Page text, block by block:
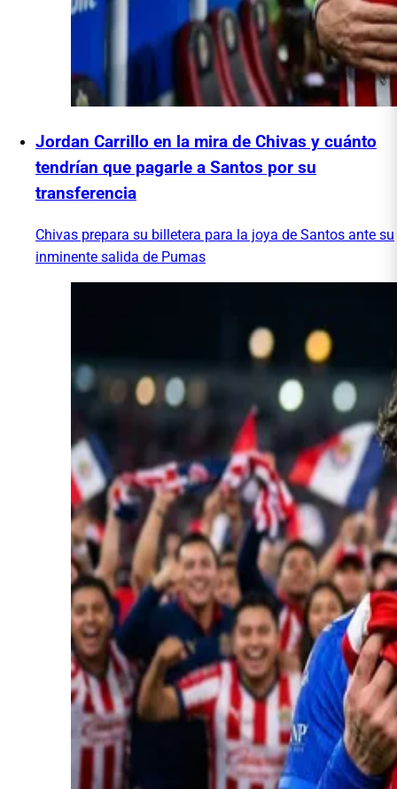
Jordan Carrillo en la mira de Chivas y cuánto
tendrían que pagarle a Santos por su
transferencia
Chivas prepara su billetera para la joya de Santos ante su
inminente salida de Pumas